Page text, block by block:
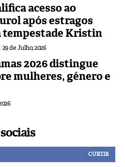
acesso ao
após estragos
tempestade Kristin
29 de Julho, 2026
2026 distingue
mulheres, género e
CURTIR